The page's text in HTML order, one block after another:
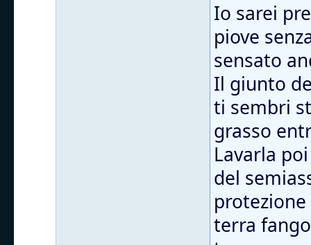
Io sarei
piove
sensato
Il giunto
ti sembri
grasso
Lavarla
del
terra